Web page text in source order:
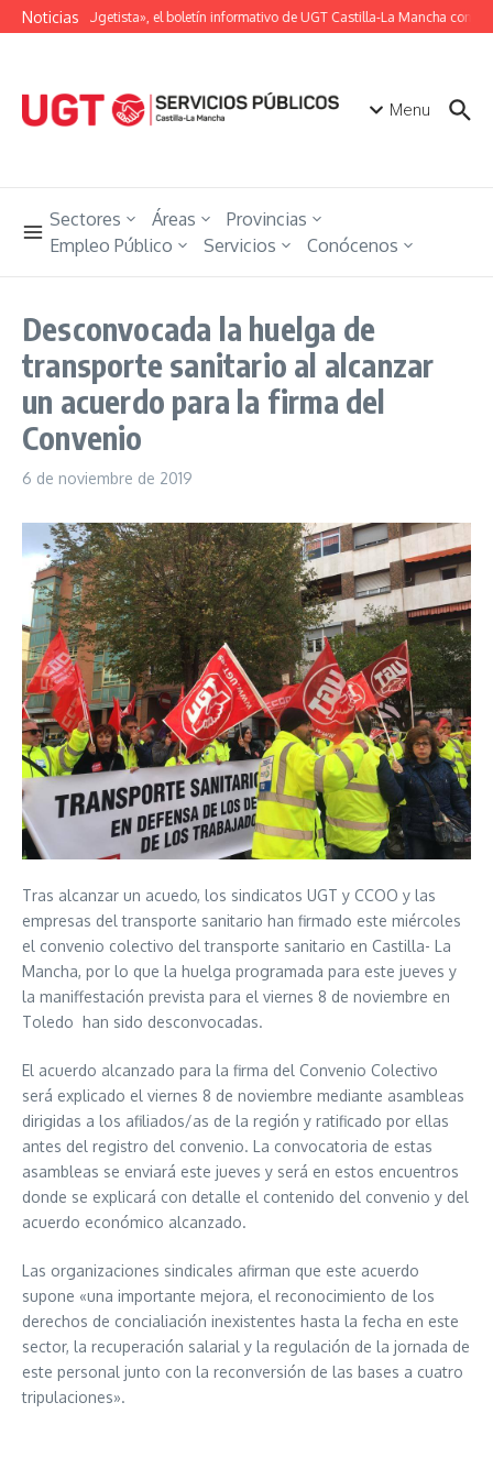
Saltar al contenido
Noticias
«Unión Ugetista», el boletín informativo de UGT Castilla-La Mancha con
Menu
Sectores Áreas
Provincias
Empleo Público
Servicios Conócenos
Desconvocada la huelga de
transporte sanitario al alcanzar
un acuerdo para la firma del
Convenio
6 de noviembre de 2019
Tras alcanzar un acuedo, los sindicatos UGT y CCOO y las
empresas del transporte sanitario han firmado este miércoles
el convenio colectivo del transporte sanitario en Castilla- La
Mancha, por lo que la huelga programada para este jueves y
la maniffestación prevista para el viernes 8 de noviembre en
Toledo han sido desconvocadas.
El acuerdo alcanzado para la firma del Convenio Colectivo
será explicado el viernes 8 de noviembre mediante asambleas
dirigidas a los afiliados/as de la región y ratificado por ellas
antes del registro del convenio. La convocatoria de estas
asambleas se enviará este jueves y será en estos encuentros
donde se explicará con detalle el contenido del convenio y del
acuerdo económico alcanzado.
Las organizaciones sindicales afirman que este acuerdo
supone «una importante mejora, el reconocimiento de los
derechos de concialiación inexistentes hasta la fecha en este
sector, la recuperación salarial y la regulación de la jornada de
este personal junto con la reconversión de las bases a cuatro
tripulaciones».